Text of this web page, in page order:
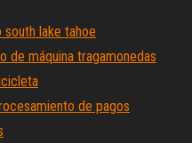
south lake tahoe
de máquina tragamonedas
de pagos